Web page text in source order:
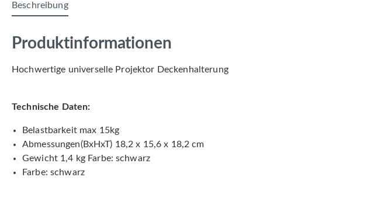
Beschreibung
Produktinformationen
Hochwertige universelle Projektor Deckenhalterung
Technische Daten:
Belastbarkeit max 15kg
Abmessungen(BxHxT) 18,2 x 15,6 x 18,2 cm
Gewicht 1,4 kg Farbe: schwarz
Farbe: schwarz